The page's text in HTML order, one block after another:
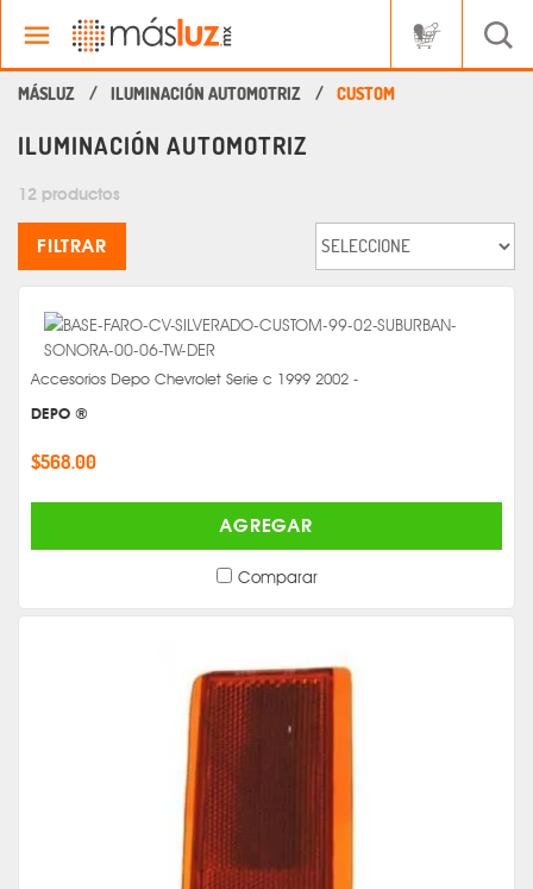
ILUMINACIÓN AUTOMOTRIZ CUSTOM
ILUMINACIÓN AUTOMOTRIZ
12 productos
FILTRAR
Accesorios Depo Chevrolet Serie c 1999 2002 -
DEPO ®
$568.00
AGREGAR
Comparar